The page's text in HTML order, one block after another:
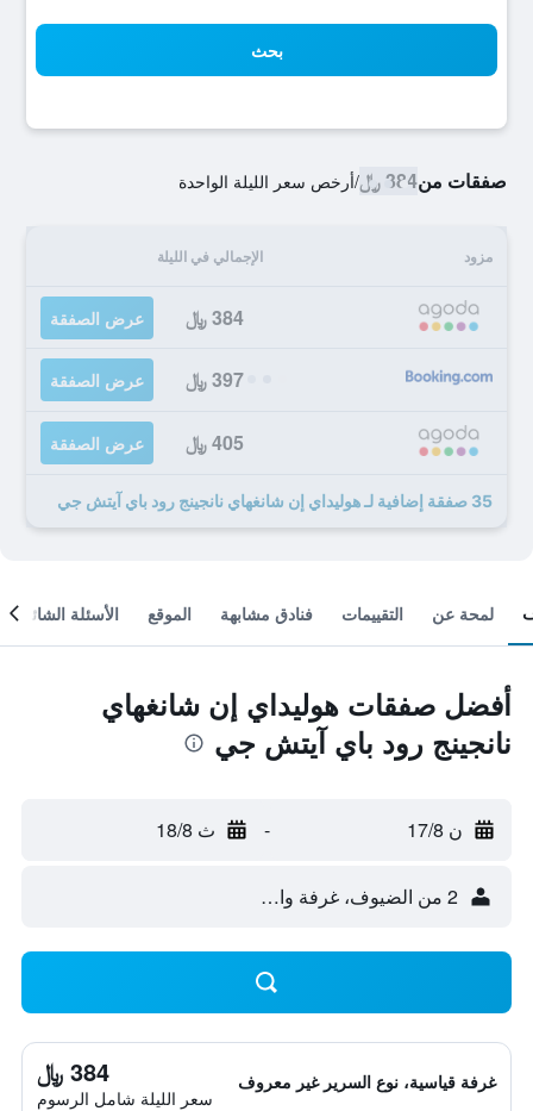
بحث
صفقات من384 ﷼ /أرخص سعر الليلة الواحدة
مزود الإجمالي في الليلة
384 ﷼ عرض الصفقة
397 ﷼ عرض الصفقة
405 ﷼ عرض الصفقة
35 صفقة إضافية لـ هوليداي إن شانغهاي نانجينج رود باي آيتش جي
لمحة عن التقييمات فنادق مشابهة الموقع الأسئلة الشائعة
أفضل صفقات هوليداي إن شانغهاي
نانجينج رود باي آيتش جي
ن 17/8 - ث 18/8
2 من الضيوف، غرفة واحدة
غرفة قياسية، نوع السرير غير معروف 384 ﷼
سعر الليلة شامل الرسوم